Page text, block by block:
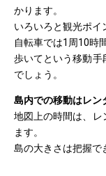
かります。
いろいろと観光ポイ
自転車では1周10時
歩いてという移動手
でしょう。
島内での移動はレン
地図上の時間は、レ
ます。
島の大きさは把握で